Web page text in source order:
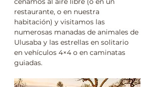
restaurante, o en nuestra
habitación) y visitamos las
numerosas manadas de animales de
Ulusaba y las estrellas en solitario
en vehículos 4×4 o en caminatas
guiadas.